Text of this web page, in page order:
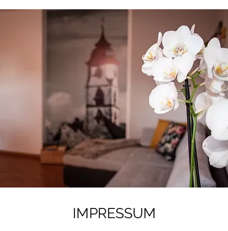
IMPRESSUM